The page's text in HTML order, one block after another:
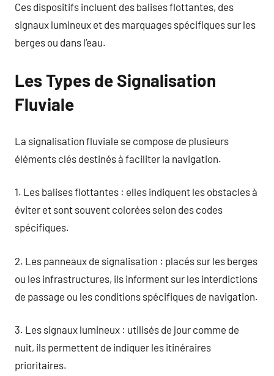
Ces dispositifs incluent des balises flottantes, des
signaux lumineux et des marquages spécifiques sur les
berges ou dans l’eau.
Les Types de Signalisation
Fluviale
La signalisation fluviale se compose de plusieurs
éléments clés destinés à faciliter la navigation.
1. Les balises flottantes : elles indiquent les obstacles à
éviter et sont souvent colorées selon des codes
spécifiques.
2. Les panneaux de signalisation : placés sur les berges
ou les infrastructures, ils informent sur les interdictions
de passage ou les conditions spécifiques de navigation.
3. Les signaux lumineux : utilisés de jour comme de
nuit, ils permettent de indiquer les itinéraires
prioritaires.